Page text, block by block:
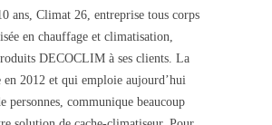
ans, Climat 26, entreprise tous corps
en chauffage et climatisation,
DECOCLIM à ses clients. La
en 2012 et qui emploie aujourd’hui
personnes, communique beaucoup